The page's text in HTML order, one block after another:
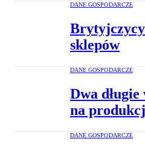
DANE GOSPODARCZE
sklepów
DANE GOSPODARCZE
Dwa długie
na
DANE GOSPODARCZE